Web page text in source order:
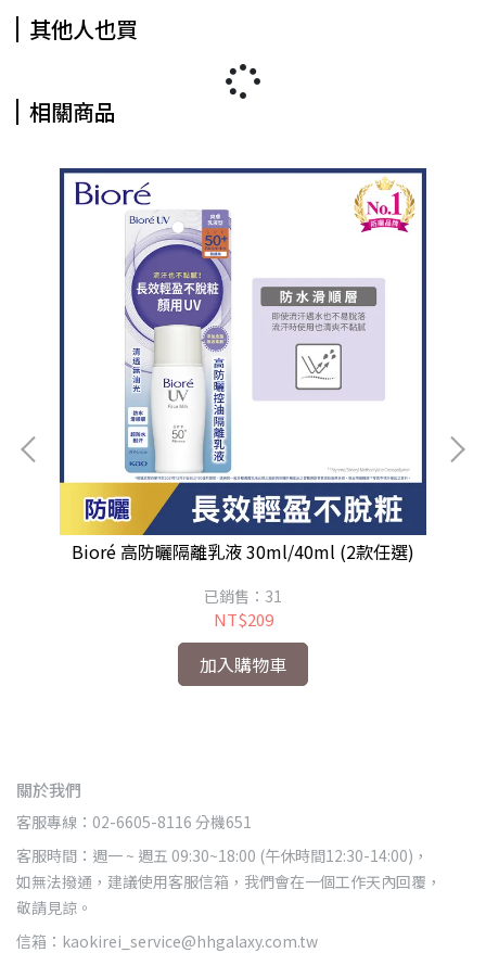
其他人也買
相關商品
Bioré 高防曬隔離乳液 30ml/40ml (2款任選)
已銷售：31
NT$209
加入購物車
關於我們
客服專線：02-6605-8116 分機651
客服時間：週一 ~ 週五 09:30~18:00 (午休時間12:30-14:00)，
如無法撥通，建議使用客服信箱，我們會在一個工作天內回覆，
敬請見諒。
信箱：kaokirei_service@hhgalaxy.com.tw